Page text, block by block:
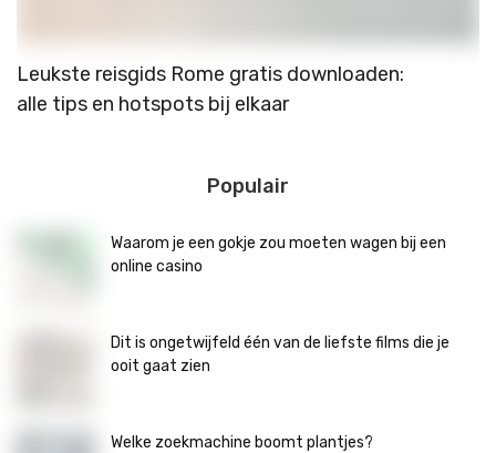
Leukste reisgids Rome gratis downloaden:
alle tips en hotspots bij elkaar
Populair
Waarom je een gokje zou moeten wagen bij een
online casino
Dit is ongetwijfeld één van de liefste films die je
ooit gaat zien
Welke zoekmachine boomt plantjes?